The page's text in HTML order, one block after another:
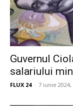
Guvernul
salariului
FLUX 24 - 7 iunie 2024,